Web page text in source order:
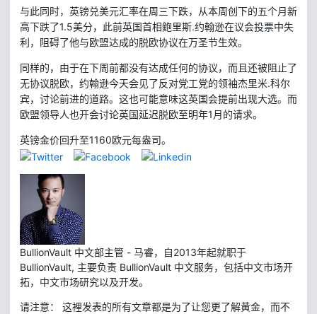
与此同时，英镑兑美元汇率在周三下跌，从本周创下的五个月新
高下跌了1.5美分，此前英国首相鲍里斯.约翰逊在议会投票中失
利，阻碍了他与欧盟达成的脱欧协议在万圣节生效。
同样的，由于在下周前都没有达成任何的协议，而且还被阻止了
无协议脱欧，约翰逊今天会见了反对党工党的领袖杰里米.科尔
宾，讨论前进的道路。这也可能意味这英国会提前出现大选。而
欧盟领导人也开会讨论英国延迟脱欧至明年1 月的请求。
英镑金价回升至1160 欧元每盎司。
BullionVault 中文部主管 - 马睿，自2013年起就职于
BullionVault, 主要负责 BullionVault 中文服务，包括中文市场开
拓，中文市场研究以及开发。
请注意： 这裡发表的所有文章都是为了让您更了解黄金，而不